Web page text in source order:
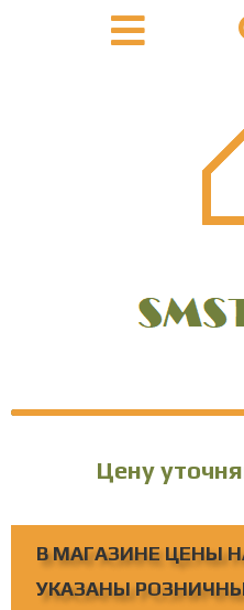
Цену
В МАГАЗИНЕ ЦЕНЫ
УКАЗАНЫ